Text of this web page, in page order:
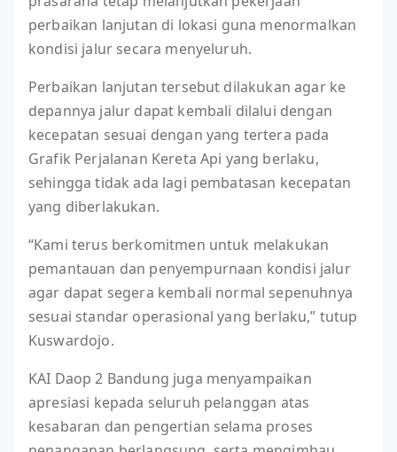
perbaikan lanjutan di lokasi guna menormalkan
kondisi jalur secara menyeluruh.
Perbaikan lanjutan tersebut dilakukan agar ke
depannya jalur dapat kembali dilalui dengan
kecepatan sesuai dengan yang tertera pada
Grafik Perjalanan Kereta Api yang berlaku,
sehingga tidak ada lagi pembatasan kecepatan
yang diberlakukan.
“Kami terus berkomitmen untuk melakukan
pemantauan dan penyempurnaan kondisi jalur
agar dapat segera kembali normal sepenuhnya
sesuai standar operasional yang berlaku,” tutup
Kuswardojo.
KAI Daop 2 Bandung juga menyampaikan
apresiasi kepada seluruh pelanggan atas
kesabaran dan pengertian selama proses